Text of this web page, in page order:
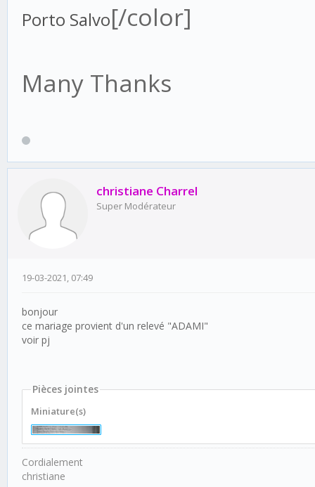
Porto Salvo[/color]
Many Thanks
christiane Charrel
Super Modérateur
19-03-2021, 07:49
bonjour
ce mariage provient d'un relevé "ADAMI"
voir pj
Pièces jointes
Miniature(s)
Cordialement
christiane